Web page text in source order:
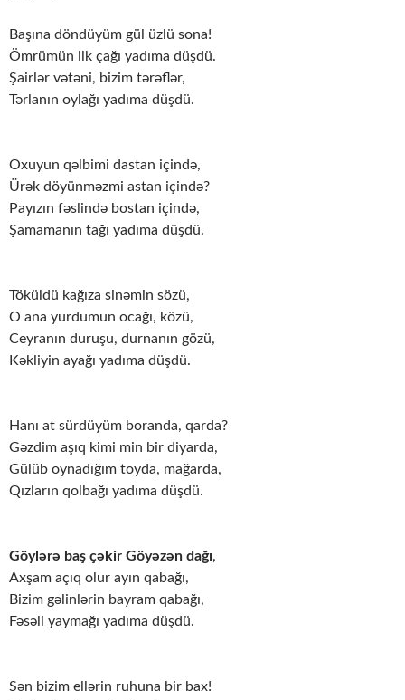
Başına döndüyüm gül üzlü sona!
Ömrümün ilk çağı yadıma düşdü.
Şairlər vətəni, bizim tərəflər,
Tərlanın oylağı yadıma düşdü.
Oxuyun qəlbimi dastan içində,
Ürək döyünməzmi astan içində?
Payızın fəslində bostan içində,
Şamamanın tağı yadıma düşdü.
Töküldü kağıza sinəmin sözü,
O ana yurdumun ocağı, közü,
Ceyranın duruşu, durnanın gözü,
Kəkliyin ayağı yadıma düşdü.
Hanı at sürdüyüm boranda, qarda?
Gəzdim aşıq kimi min bir diyarda,
Gülüb oynadığım toyda, mağarda,
Qızların qolbağı yadıma düşdü.
Göylərə baş çəkir Göyəzən dağı,
Axşam açıq olur ayın qabağı,
Bizim gəlinlərin bayram qabağı,
Fəsəli yaymağı yadıma düşdü.
Sən bizim ellərin ruhuna bir bax!